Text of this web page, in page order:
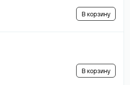
В корзину
В корзину